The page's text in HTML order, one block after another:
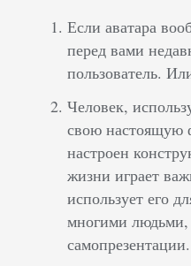
Если аватара
перед вами
пользователь.
Человек,
свою настоящую
настроен
жизни играет
использует его
многими
самопрезентации.